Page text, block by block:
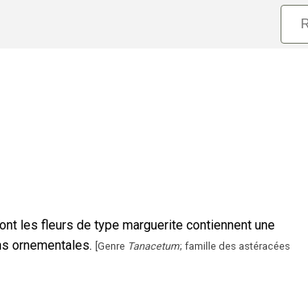
les fleurs de type marguerite contiennent une
ornementales. Genre Tanacetum; famille des astéracées